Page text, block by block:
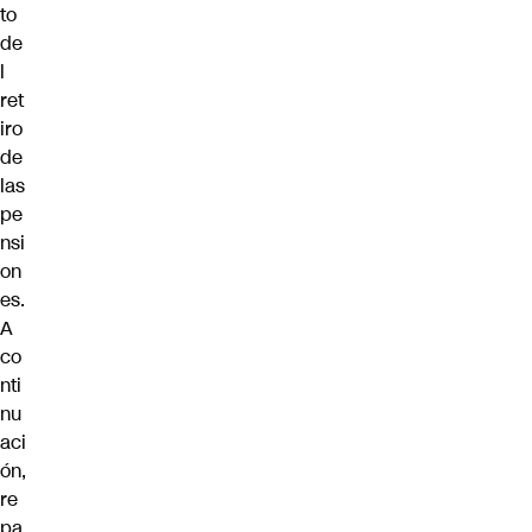
to
de
l
ret
iro
de
las
pe
nsi
on
es.
A
co
nti
nu
aci
ón,
re